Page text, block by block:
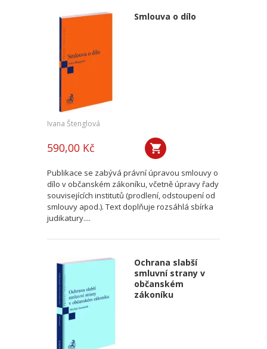
Smlouva o dílo
Ivana Štenglová
590,00 Kč
Publikace se zabývá právní úpravou smlouvy o
dílo v občanském zákoníku, včetně úpravy řady
souvisejících institutů (prodlení, odstoupení od
smlouvy apod.). Text doplňuje rozsáhlá sbírka
judikatury....
Ochrana slabší
smluvní strany v
občanském
zákoníku